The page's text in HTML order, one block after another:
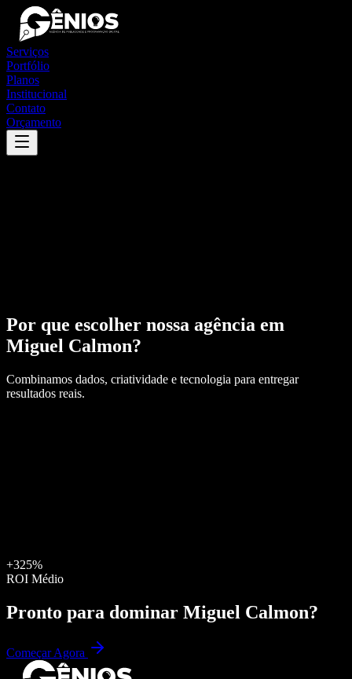
Serviços
Portfólio
Planos
Institucional
Contato
Orçamento
Por que escolher nossa agência em
Miguel Calmon?
Combinamos dados, criatividade e tecnologia para entregar
resultados reais.
+325%
ROI Médio
Pronto para dominar Miguel Calmon?
Começar Agora